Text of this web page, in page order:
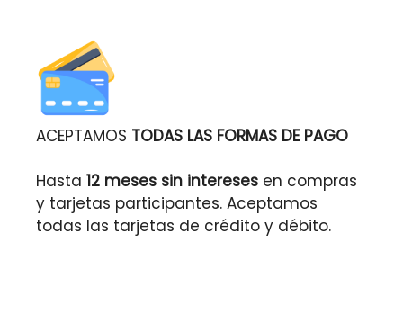
ACEPTAMOS TODAS LAS FORMAS DE PAGO
Hasta 12 meses sin intereses en compras
y tarjetas participantes. Aceptamos
todas las tarjetas de crédito y débito.